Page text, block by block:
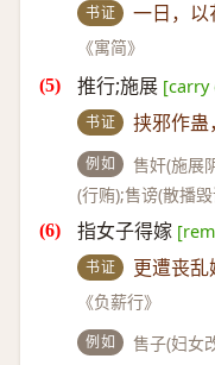
书证 一日，以
《寓简》
推行;施展 [carry
书证 挟邪作蛊
例如
售奸(施展
(行贿);售谤(散播
指女子得嫁
书证 更遭丧
《负薪行》
例如 售子(妇女